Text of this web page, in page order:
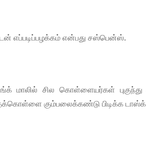
எப்படிப்பழக்கம் என்பது சஸ்பென்ஸ்.
மாலில் சில கொள்ளையர்கள்
கும்பலைக்கண்டு பிடிக்க